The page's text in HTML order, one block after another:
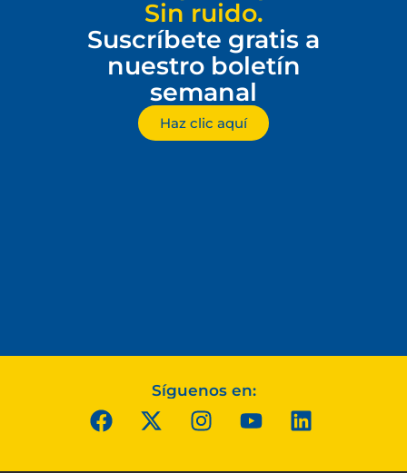
Sin ruido.
Suscríbete gratis a
nuestro boletín
semanal
Haz clic aquí
Síguenos en: